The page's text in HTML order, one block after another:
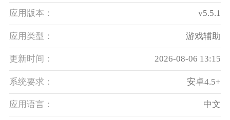
应用版本： v5.5.1
应用类型： 游戏辅助
更新时间： 2026-08-06 13:15
系统要求： 安卓4.5+
应用语言： 中文